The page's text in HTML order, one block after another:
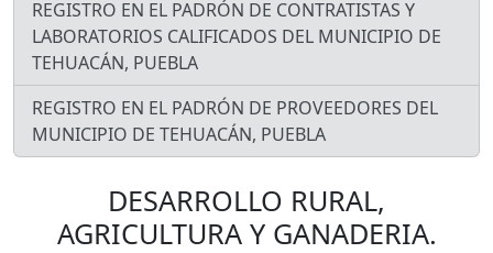
REGISTRO EN EL PADRÓN DE CONTRATISTAS Y
LABORATORIOS CALIFICADOS DEL MUNICIPIO DE
TEHUACÁN, PUEBLA
REGISTRO EN EL PADRÓN DE PROVEEDORES DEL
MUNICIPIO DE TEHUACÁN, PUEBLA
DESARROLLO RURAL,
AGRICULTURA Y GANADERIA.